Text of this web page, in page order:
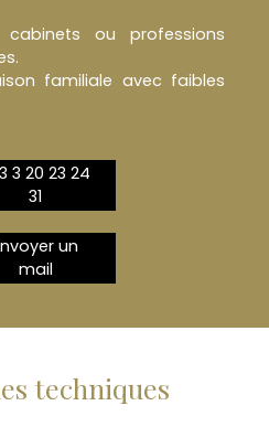
ou professions
familiale avec faibles
3 20 23 24
31
un
mail
techniques